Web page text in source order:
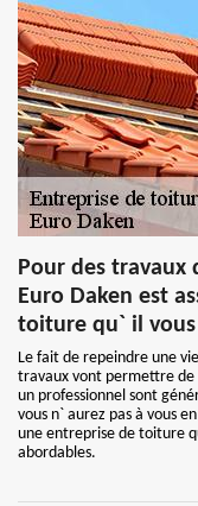
Pour des
Euro Daken est
toiture qu` il
Le fait de repeindre une
travaux vont permettre
un professionnel sont
vous n` aurez pas à vous
une entreprise de toiture
abordables.